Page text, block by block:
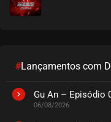
#Lançamentos com
Gu An – Episódio
06/08/2026